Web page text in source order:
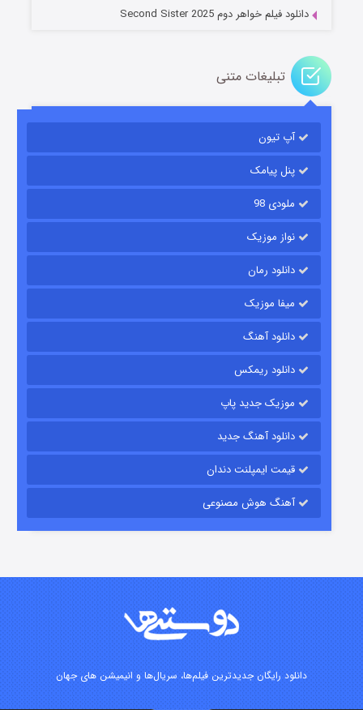
باب اسفنجی فصل ۱۷
قسمت۶ (زیرنویس) منتشر شد
قسمت۱۵ (دوبله) منتشر شد
دانلود فیلم خواهر دوم Second Sister 2025
تبلیغات متنی
آپ تیون
پنل پیامک
ملودی 98
نواز موزیک
دانلود رمان
میفا موزیک
دانلود آهنگ
دانلود ریمکس
موزیک جدید پاپ
دانلود آهنگ جدید
قیمت ایمپلنت دندان
آهنگ هوش مصنوعی
دانلود رایگان جدیدترین فیلم‌ها، سریال‌ها و انیمیشن های جهان